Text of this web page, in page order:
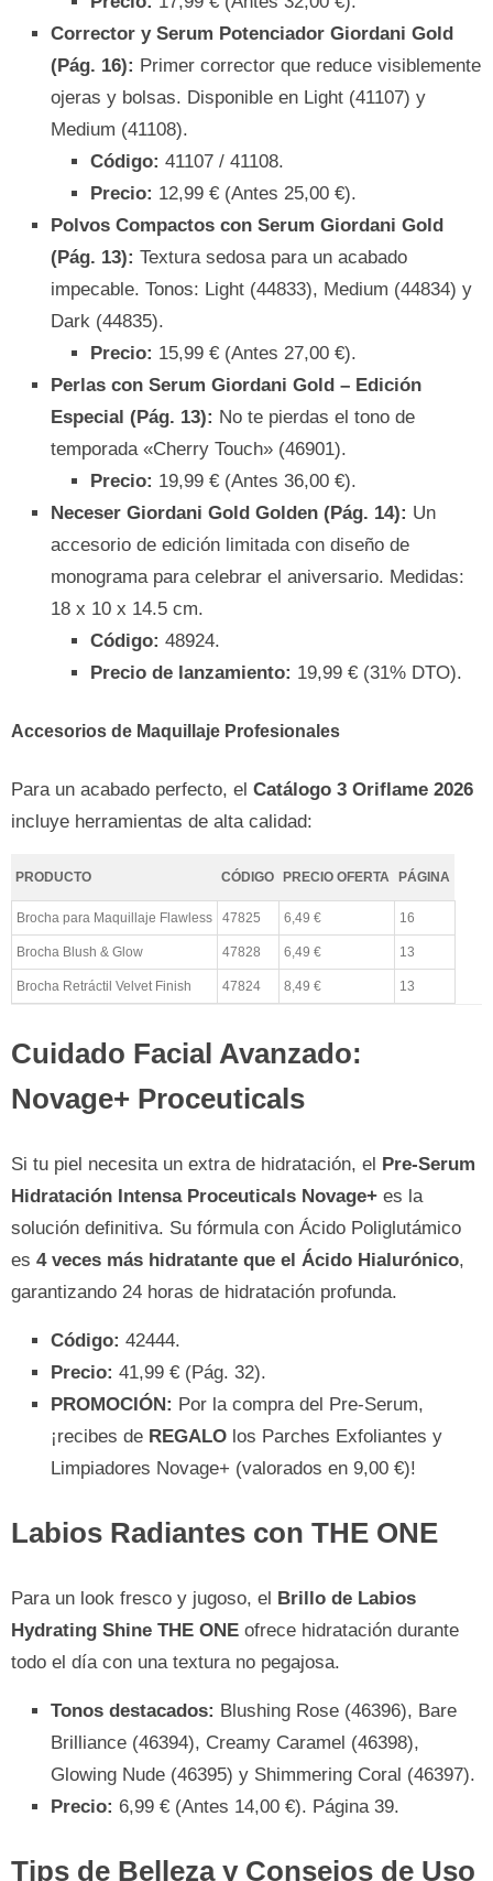
Corrector y Serum Potenciador Giordani Gold
(Pág. 16): Primer corrector que reduce visiblemente
ojeras y bolsas. Disponible en Light (41107) y
Medium (41108).
Código: 41107 / 41108.
Precio: 12,99 € (Antes 25,00 €).
Polvos Compactos con Serum Giordani Gold
(Pág. 13): Textura sedosa para un acabado
impecable. Tonos: Light (44833), Medium (44834) y
Dark (44835).
Precio: 15,99 € (Antes 27,00 €).
Perlas con Serum Giordani Gold – Edición
Especial (Pág. 13): No te pierdas el tono de
temporada «Cherry Touch» (46901).
Precio: 19,99 € (Antes 36,00 €).
Neceser Giordani Gold Golden (Pág. 14): Un
accesorio de edición limitada con diseño de
monograma para celebrar el aniversario. Medidas:
18 x 10 x 14.5 cm.
Código: 48924.
Precio de lanzamiento: 19,99 € (31% DTO).
Accesorios de Maquillaje Profesionales
Para un acabado perfecto, el Catálogo 3 Oriflame 2026
incluye herramientas de alta calidad:
PRODUCTO CÓDIGO PRECIO OFERTA PÁGINA
Brocha para Maquillaje Flawless 47825 6,49 € 16
Brocha Blush & Glow 47828 6,49 € 13
Brocha Retráctil Velvet Finish 47824 8,49 € 13
Cuidado Facial Avanzado:
Novage+ Proceuticals
Si tu piel necesita un extra de hidratación, el Pre-Serum
Hidratación Intensa Proceuticals Novage+ es la
solución definitiva. Su fórmula con Ácido Poliglutámico
es 4 veces más hidratante que el Ácido Hialurónico,
garantizando 24 horas de hidratación profunda.
Código: 42444.
Precio: 41,99 € (Pág. 32).
PROMOCIÓN: Por la compra del Pre-Serum,
¡recibes de REGALO los Parches Exfoliantes y
Limpiadores Novage+ (valorados en 9,00 €)!
Labios Radiantes con THE ONE
Para un look fresco y jugoso, el Brillo de Labios
Hydrating Shine THE ONE ofrece hidratación durante
todo el día con una textura no pegajosa.
Tonos destacados: Blushing Rose (46396), Bare
Brilliance (46394), Creamy Caramel (46398),
Glowing Nude (46395) y Shimmering Coral (46397).
Precio: 6,99 € (Antes 14,00 €). Página 39.
Tips de Belleza y Consejos de Uso